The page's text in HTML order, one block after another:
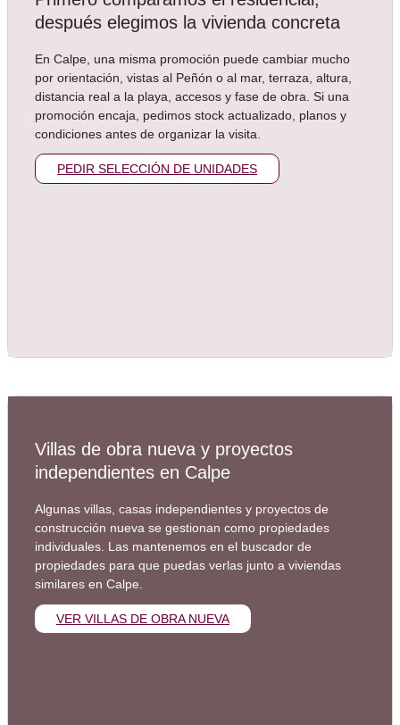
después elegimos la vivienda concreta
En Calpe, una misma promoción puede cambiar mucho
por orientación, vistas al Peñón o al mar, terraza, altura,
distancia real a la playa, accesos y fase de obra. Si una
promoción encaja, pedimos stock actualizado, planos y
condiciones antes de organizar la visita.
PEDIR SELECCIÓN DE UNIDADES
Villas de obra nueva y proyectos
independientes en Calpe
Algunas villas, casas independientes y proyectos de
construcción nueva se gestionan como propiedades
individuales. Las mantenemos en el buscador de
propiedades para que puedas verlas junto a viviendas
similares en Calpe.
VER VILLAS DE OBRA NUEVA